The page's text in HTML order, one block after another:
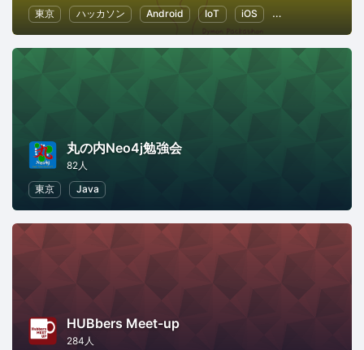
東京 ハッカソン Android IoT iOS プログラミング
丸の内Neo4j勉強会
82人
東京
Java
HUBbers Meet-up
284人